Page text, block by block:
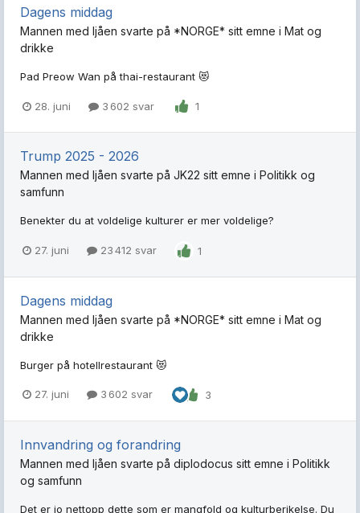
Dagens middag
Mannen med ljåen svarte på *NORGE* sitt emne i Mat og
drikke
Pad Preow Wan på thai-restaurant 😻
28. juni 3 602 svar 1
Trump 2025 - 2026
Mannen med ljåen svarte på JK22 sitt emne i Politikk og
samfunn
Benekter du at voldelige kulturer er mer voldelige?
27. juni 23 412 svar 1
Dagens middag
Mannen med ljåen svarte på *NORGE* sitt emne i Mat og
drikke
Burger på hotellrestaurant 😻
27. juni 3 602 svar 3
Innvandring og forandring
Mannen med ljåen svarte på diplodocus sitt emne i Politikk
og samfunn
Det er jo nettopp dette som er mangfold og kulturberikelse. Du